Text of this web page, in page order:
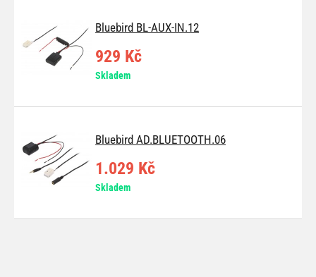
Bluebird BL-AUX-IN.12
929 Kč
Skladem
Bluebird AD.BLUETOOTH.06
1.029 Kč
Skladem